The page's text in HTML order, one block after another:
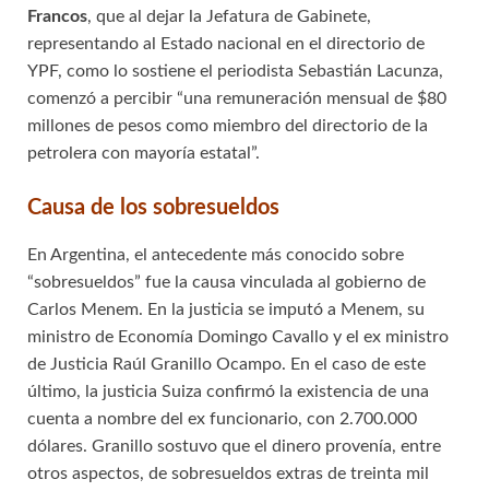
Francos, que al dejar la Jefatura de Gabinete,
representando al Estado nacional en el directorio de
YPF, como lo sostiene el periodista Sebastián Lacunza,
comenzó a percibir “una remuneración mensual de $80
millones de pesos como miembro del directorio de la
petrolera con mayoría estatal”.
Causa de los sobresueldos
En Argentina, el antecedente más conocido sobre
“sobresueldos” fue la causa vinculada al gobierno de
Carlos Menem. En la justicia se imputó a Menem, su
ministro de Economía Domingo Cavallo y el ex ministro
de Justicia Raúl Granillo Ocampo. En el caso de este
último, la justicia Suiza confirmó la existencia de una
cuenta a nombre del ex funcionario, con 2.700.000
dólares. Granillo sostuvo que el dinero provenía, entre
otros aspectos, de sobresueldos extras de treinta mil